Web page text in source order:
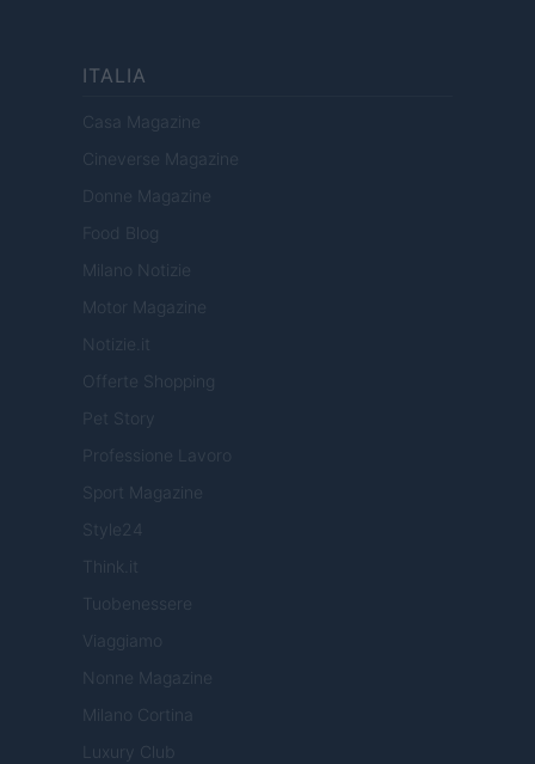
ITALIA
Casa Magazine
Cineverse Magazine
Donne Magazine
Food Blog
Milano Notizie
Motor Magazine
Notizie.it
Offerte Shopping
Pet Story
Professione Lavoro
Sport Magazine
Style24
Think.it
Tuobenessere
Viaggiamo
Nonne Magazine
Milano Cortina
Luxury Club